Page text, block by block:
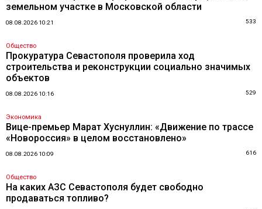
земельном участке в Московской области
08.08.2026 10:21 533
Общество
Прокуратура Севастополя проверила ход
строительства и реконструкции социально значимых
объектов
08.08.2026 10:16 529
Экономика
Вице-премьер Марат Хуснуллин: «Движение по трассе
«Новороссия» в целом восстановлено»
08.08.2026 10:09 616
Общество
На каких АЗС Севастополя будет свободно
продаваться топливо?